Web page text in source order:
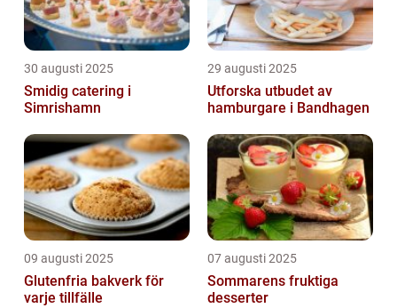
30 augusti 2025
Smidig catering i
Simrishamn
29 augusti 2025
Utforska utbudet av
hamburgare i Bandhagen
09 augusti 2025
Glutenfria bakverk för
varje tillfälle
07 augusti 2025
Sommarens fruktiga
desserter